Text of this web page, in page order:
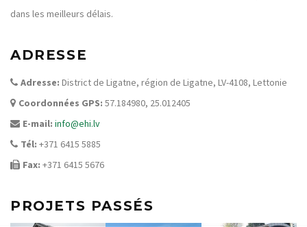
dans les meilleurs délais.
ADRESSE
Adresse: District de Ligatne, région de Ligatne, LV-4108, Lettonie
Coordonnées GPS: 57.184980, 25.012405
E-mail: info@ehi.lv
Tél: +371 6415 5885
Fax: +371 6415 5676
PROJETS PASSÉS